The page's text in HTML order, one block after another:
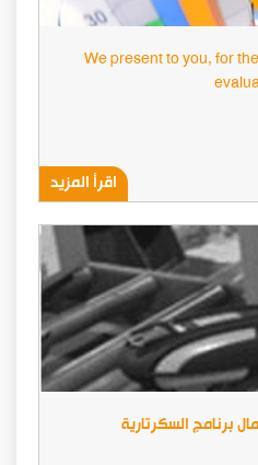
We present to you, for
اقرأ المزيد
برنامج السكرتارية